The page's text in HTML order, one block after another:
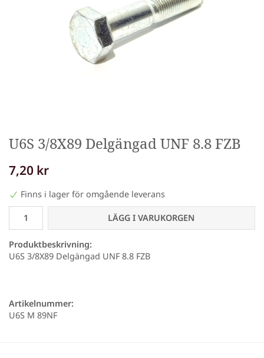
U6S 3/8X89 Delgängad UNF 8.8 FZB
7,20 kr
Finns i lager för omgående leverans
LÄGG I VARUKORGEN
Produktbeskrivning:
U6S 3/8X89 Delgängad UNF 8.8 FZB
Artikelnummer:
U6S M 89NF